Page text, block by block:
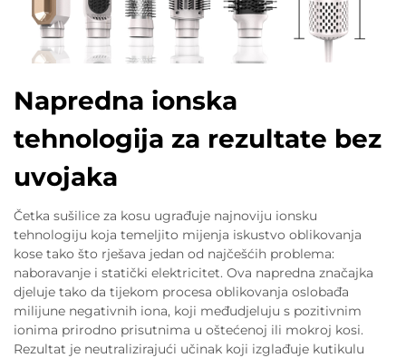
Napredna ionska
tehnologija za rezultate bez
uvojaka
Četka sušilice za kosu ugrađuje najnoviju ionsku
tehnologiju koja temeljito mijenja iskustvo oblikovanja
kose tako što rješava jedan od najčešćih problema:
naboravanje i statički elektricitet. Ova napredna značajka
djeluje tako da tijekom procesa oblikovanja oslobađa
milijune negativnih iona, koji međudjeluju s pozitivnim
ionima prirodno prisutnima u oštećenoj ili mokroj kosi.
Rezultat je neutralizirajući učinak koji izglađuje kutikulu